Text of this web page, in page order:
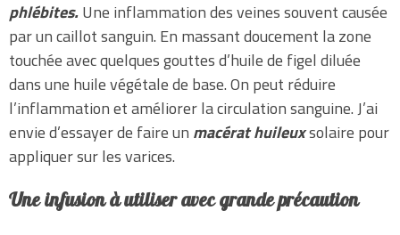
phlébites.Une inflammation des veines souvent causée
par un caillot sanguin. En massant doucement la zone
touchée avec quelques gouttes d’huile de figel diluée
dans une huile végétale de base. On peut réduire
l’inflammation et améliorer la circulation sanguine. J’ai
envie d’essayer de faire un macérat huileuxsolaire pour
appliquer sur les varices.
Une infusion à utiliser avec grande précaution